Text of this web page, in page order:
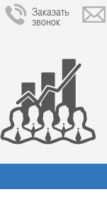
Заказать
звонок